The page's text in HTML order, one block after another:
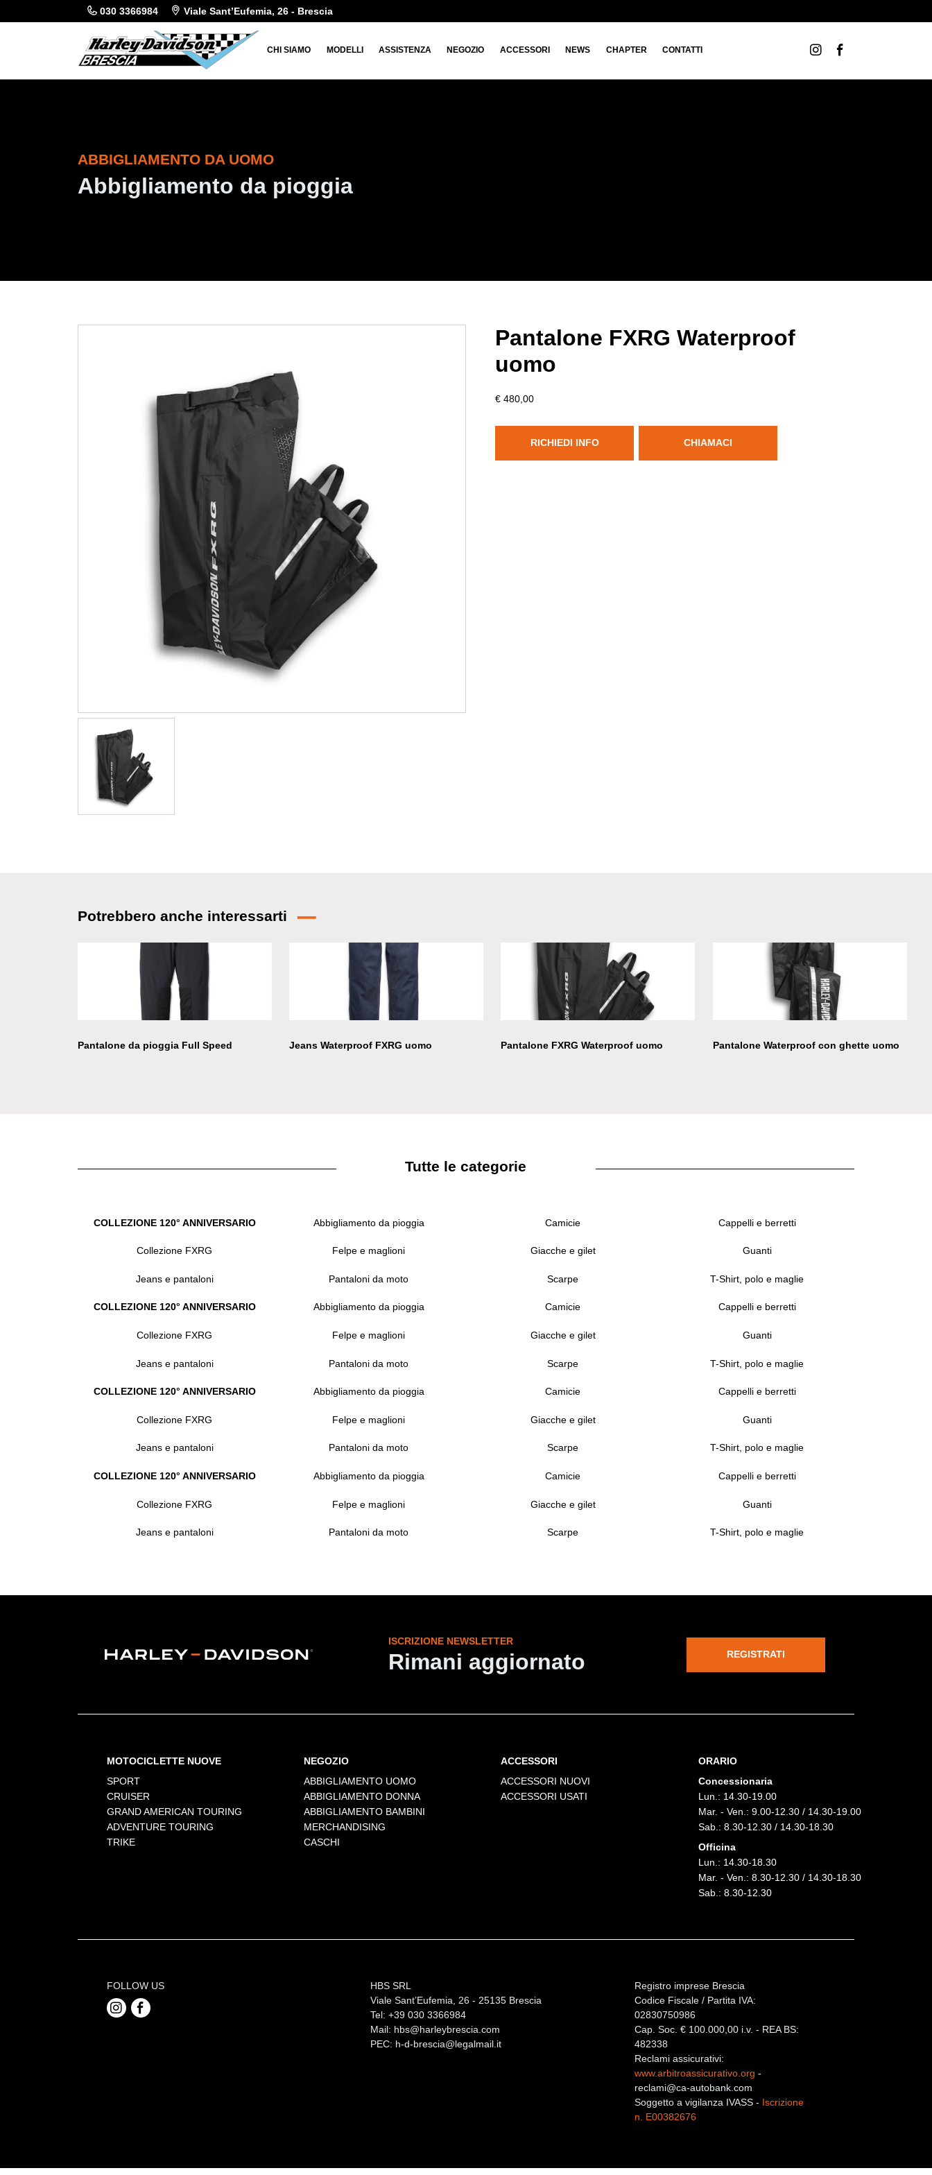
030 3366984 Viale Sant’Eufemia, 26 - Brescia
CHI SIAMO MODELLI ASSISTENZA NEGOZIO ACCESSORI NEWS CHAPTER CONTATTI
ABBIGLIAMENTO DA UOMO
Abbigliamento da pioggia
Pantalone FXRG Waterproof
uomo
€ 480,00
RICHIEDI INFO CHIAMACI
Potrebbero anche interessarti
Pantalone da pioggia Full Speed Jeans Waterproof FXRG uomo Pantalone FXRG Waterproof uomo Pantalone Waterproof con ghette uomo
Tutte le categorie
COLLEZIONE 120° ANNIVERSARIO Abbigliamento da pioggia Camicie Cappelli e berretti
Collezione FXRG Felpe e maglioni Giacche e gilet Guanti
Jeans e pantaloni Pantaloni da moto Scarpe T-Shirt, polo e maglie
COLLEZIONE 120° ANNIVERSARIO Abbigliamento da pioggia Camicie Cappelli e berretti
Collezione FXRG Felpe e maglioni Giacche e gilet Guanti
Jeans e pantaloni Pantaloni da moto Scarpe T-Shirt, polo e maglie
COLLEZIONE 120° ANNIVERSARIO Abbigliamento da pioggia Camicie Cappelli e berretti
Collezione FXRG Felpe e maglioni Giacche e gilet Guanti
Jeans e pantaloni Pantaloni da moto Scarpe T-Shirt, polo e maglie
COLLEZIONE 120° ANNIVERSARIO Abbigliamento da pioggia Camicie Cappelli e berretti
Collezione FXRG Felpe e maglioni Giacche e gilet Guanti
Jeans e pantaloni Pantaloni da moto Scarpe T-Shirt, polo e maglie
ISCRIZIONE NEWSLETTER
Rimani aggiornato REGISTRATI
MOTOCICLETTE NUOVE
SPORT
CRUISER
GRAND AMERICAN TOURING
ADVENTURE TOURING
TRIKE
NEGOZIO
ABBIGLIAMENTO UOMO
ABBIGLIAMENTO DONNA
ABBIGLIAMENTO BAMBINI
MERCHANDISING
CASCHI
ACCESSORI
ACCESSORI NUOVI
ACCESSORI USATI
ORARIO
Concessionaria
Lun.: 14.30-19.00
Mar. - Ven.: 9.00-12.30 / 14.30-19.00
Sab.: 8.30-12.30 / 14.30-18.30
Officina
Lun.: 14.30-18.30
Mar. - Ven.: 8.30-12.30 / 14.30-18.30
Sab.: 8.30-12.30
FOLLOW US
HBS SRL
Viale Sant’Eufemia, 26 - 25135 Brescia
Tel: +39 030 3366984
Mail: hbs@harleybrescia.com
PEC: h-d-brescia@legalmail.it
Registro imprese Brescia
Codice Fiscale / Partita IVA:
02830750986
Cap. Soc. € 100.000,00 i.v. - REA BS:
482338
Reclami assicurativi:
www.arbitroassicurativo.org -
reclami@ca-autobank.com
Soggetto a vigilanza IVASS - Iscrizione
n. E00382676